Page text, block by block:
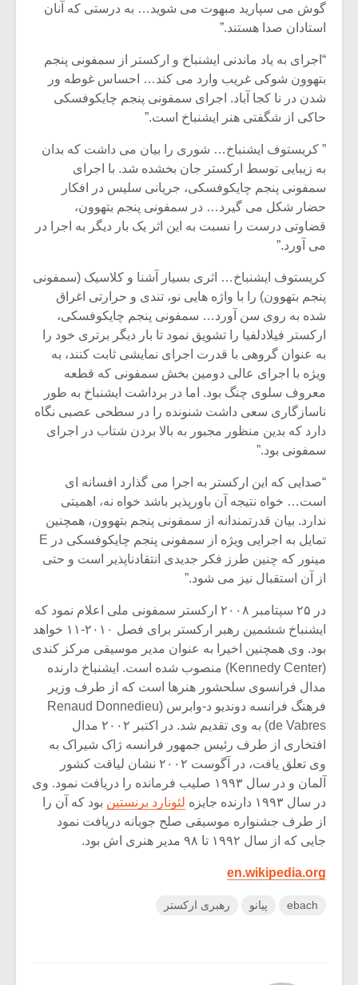
گوش می سپارید مبهوت می شوید… به درستی که آنان
استادان صدا هستند.”
“اجرای به یاد ماندنی ایشنباخ و ارکستر از سمفونی پنجم
بتهوون شوکی غریب وارد می کند… احساس غوطه ور
شدن در نا کجا آباد. اجرای سمفونی پنجم چایکوفسکی
حاکی از شگفتی هنر ایشنباخ است.”
” کریستوف ایشنباخ… شوری را بیان می داشت که بدان
به زیبایی توسط ارکستر جان بخشده شد. با اجرای
سمفونی پنجم چایکوفسکی، جریانی سلیس در افکار
حضار شکل می گیرد… در سمفونی پنجم بتهوون،
قضاوتی درست را نسبت به این اثر یک بار دیگر به اجرا در
می آورد.”
کریستوف ایشنباخ… اثری بسیار آشنا و کلاسیک (سمفونی
پنجم بتهوون) را با واژه هایی نو، تندی و حرارتی اغراق
شده به روی سن آورد… سمفونی پنجم چایکوفسکی،
ارکستر فیلادلفیا را تشویق نمود تا بار دیگر برتری خود را
به عنوان گروهی با قدرت اجرای نمایشی ثابت کنند، به
ویژه با اجرای عالی دومین بخش سمفونی که قطعه
معروف سلوی چنگ بود. اما در برداشت ایشنباخ به طور
ناسازگاری سعی داشت شنونده را در سطحی عصبی نگاه
دارد که بدین منظور مجبور به بالا بردن شتاب در اجرای
سمفونی بود.”
“صدایی که این ارکستر به اجرا می گذارد افسانه ای
است… خواه نتیجه آن باورپذیر باشد خواه نه، اهمیتی
ندارد. بیان قدرتمندانه از سمفونی پنجم بتهوون، همچنین
تمایل به اجرایی ویژه از سمفونی پنجم چایکوفسکی در E
مینور که چنین طرز فکر جدیدی انتقادناپذیر است و حتی
از آن استقبال نیز می شود.”
در ۲۵ سپتامبر ۲۰۰۸ ارکستر سمفونی ملی اعلام نمود که
ایشنباخ ششمین رهبر ارکستر برای فصل ۲۰۱۰-۱۱ خواهد
بود. وی همچنین اخیرا به عنوان مدیر موسیقی مرکز کندی
(Kennedy Center) منصوب شده است. ایشنباخ دارنده
مدال فرانسوی سلحشور هنرها است که از طرف وزیر
فرهنگ فرانسه دوندیو د-وابرس (Renaud Donnedieu
de Vabres) به وی تقدیم شد. در اکتبر ۲۰۰۲ مدال
افتخاری از طرف رئیس جمهور فرانسه ژاک شیراک به
وی تعلق یافت، در آگوست ۲۰۰۲ نشان لیاقت کشور
آلمان و در سال ۱۹۹۳ صلیب فرمانده را دریافت نمود. وی
در سال ۱۹۹۳ دارنده جایزه
لئونارد برنستین بود که آن را
از طرف جشنواره موسیقی صلح جویانه دریافت نمود
جایی که از سال ۱۹۹۲ تا ۹۸ مدیر هنری اش بود.
en.wikipedia.org
ebach پیانو رهبری ارکستر